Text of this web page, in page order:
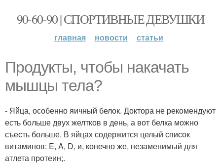
90-60-90 | СПОРТИВНЫЕ ДЕВУШКИ
главная новости статьи
Продукты, чтобы накачать
мышцы тела?
- Яйца, особенно яичный белок. Доктора не рекомендуют
есть больше двух желтков в день, а вот белка можно
съесть больше. В яйцах содержится целый список
витаминов: E, A, D, и, конечно же, незаменимый для
атлета протеин;.